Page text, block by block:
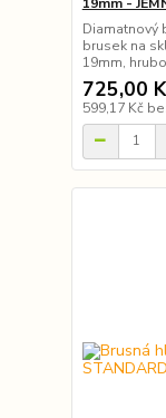
Diamatnový
brusek na
19mm,
725,00
599,17 Kč